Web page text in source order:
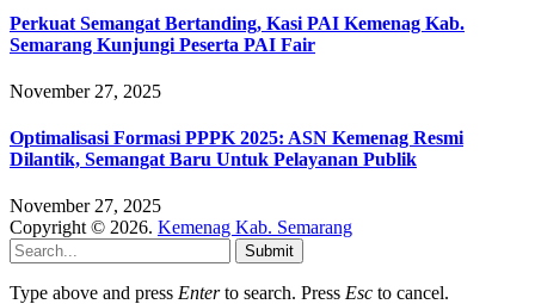
Perkuat Semangat Bertanding, Kasi PAI Kemenag Kab.
Semarang Kunjungi Peserta PAI Fair
November 27, 2025
Optimalisasi Formasi PPPK 2025: ASN Kemenag Resmi
Dilantik, Semangat Baru Untuk Pelayanan Publik
November 27, 2025
Copyright © 2026. Kemenag Kab. Semarang
Submit
Type above and press Enterto search. Press Esc to cancel.